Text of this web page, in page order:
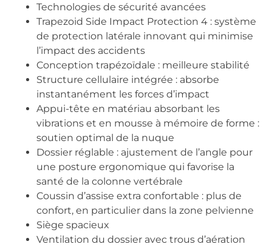
Technologies de sécurité avancées
Trapezoid Side Impact Protection 4 : système
de protection latérale innovant qui minimise
l’impact des accidents
Conception trapézoïdale : meilleure stabilité
Structure cellulaire intégrée : absorbe
instantanément les forces d’impact
Appui-tête en matériau absorbant les
vibrations et en mousse à mémoire de forme :
soutien optimal de la nuque
Dossier réglable : ajustement de l’angle pour
une posture ergonomique qui favorise la
santé de la colonne vertébrale
Coussin d’assise extra confortable : plus de
confort, en particulier dans la zone pelvienne
Siège spacieux
Ventilation du dossier avec trous d’aération